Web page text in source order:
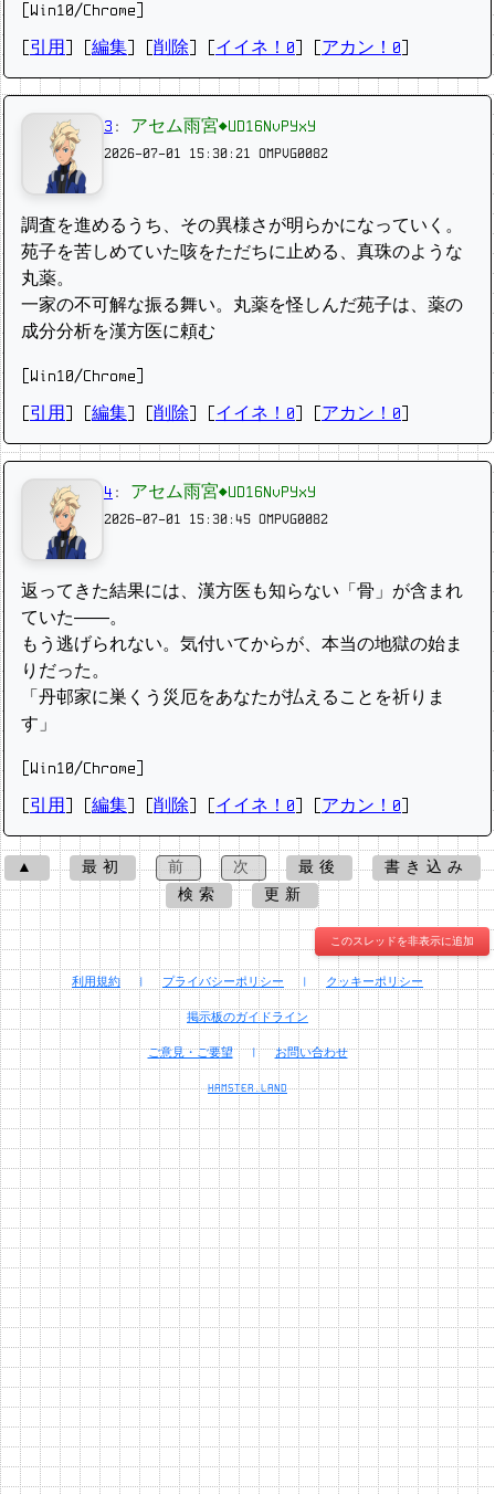
[Win10/Chrome]
引用 編集 削除 イイネ！0 アカン！0
3 : アセム雨宮◆UD16NvPYxY
2026-07-01 15:30:21 OMPVG0082
調査を進めるうち、その異様さが明らかになっていく。
苑子を苦しめていた咳をただちに止める、真珠のような
丸薬。
一家の不可解な振る舞い。丸薬を怪しんだ苑子は、薬の
成分分析を漢方医に頼む
[Win10/Chrome]
引用 編集 削除 イイネ！0 アカン！0
4 : アセム雨宮◆UD16NvPYxY
2026-07-01 15:30:45 OMPVG0082
返ってきた結果には、漢方医も知らない「骨」が含まれ
ていた――。
もう逃げられない。気付いてからが、本当の地獄の始ま
りだった。
「丹邨家に巣くう災厄をあなたが払えることを祈りま
す」
[Win10/Chrome]
引用 編集 削除 イイネ！0 アカン！0
▲ 最初 前 次 最後
書き込み
検索
更新
このスレッドを非表示に追加
利用規約 | プライバシーポリシー | クッキーポリシー
掲示板のガイドライン
ご意見・ご要望 | お問い合わせ
HAMSTER.LAND